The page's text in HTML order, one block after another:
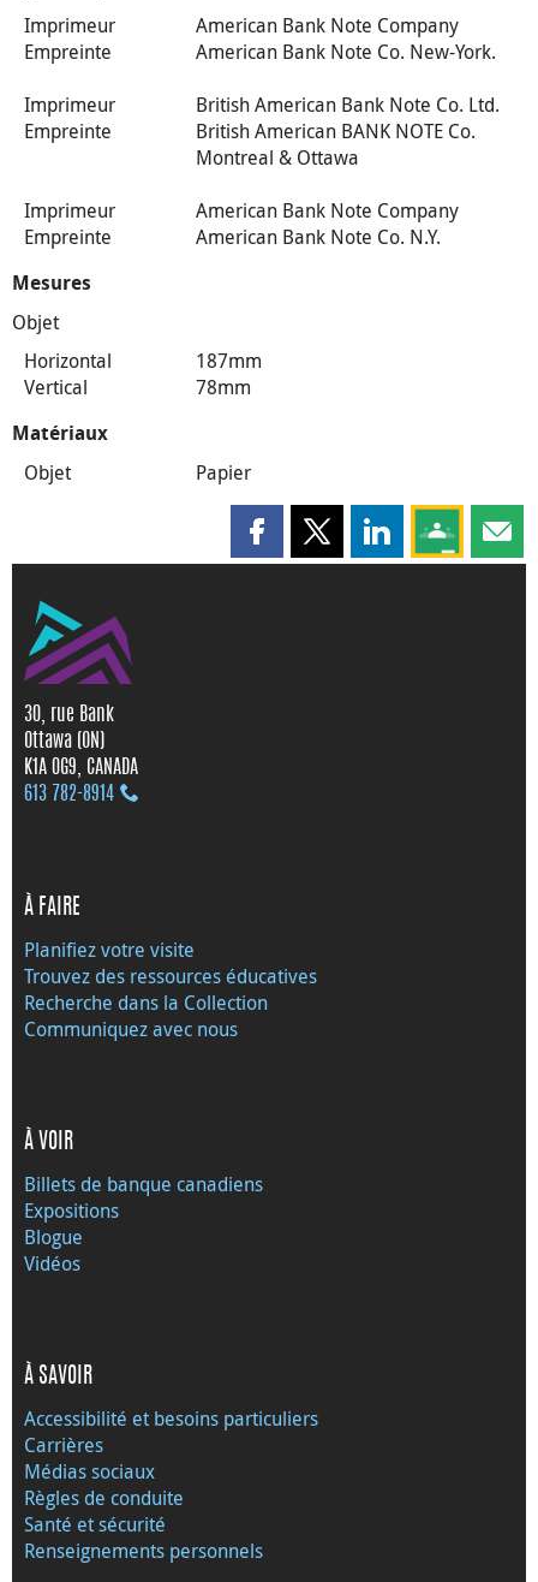
Imprimeur
American Bank Note Company
Empreinte
American Bank Note Co. New-York.
Imprimeur
British American Bank Note Co. Ltd.
Empreinte
British American BANK NOTE Co.
Montreal & Ottawa
Imprimeur
American Bank Note Company
Empreinte
American Bank Note Co. N.Y.
Mesures
Objet
Horizontal
187mm
Vertical
78mm
Matériaux
Objet Papier
Partager cette page sur
Partager cette page sur X
Partager cette
Partagez
30, rue Bank
Ottawa (ON)
K1A 0G9, CANADA
613 782‑8914
À FAIRE
Planifiez votre visite
Trouvez des ressources éducatives
Recherche dans la Collection
Communiquez avec nous
À VOIR
Billets de banque canadiens
Expositions
Blogue
Vidéos
À SAVOIR
Accessibilité et besoins particuliers
Carrières
Médias sociaux
Règles de conduite
Santé et sécurité
Renseignements personnels